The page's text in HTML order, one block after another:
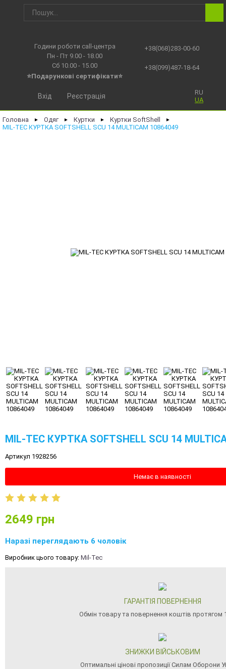
Години роботи call-центра
Пн - Пт 9.00 - 18.00
Сб 10.00 - 15.00
⭐Подарункові сертифікати⭐
+38(068)283-00-60
+38(099)487-18-64
RU
UA
Вхід Реєстрація
Головна ► Одяг ► Куртки ► Куртки SoftShell ►
MIL-TEC КУРТКА SOFTSHELL SCU 14 MULTICAM 10864049
MIL-TEC КУРТКА SOFTSHELL SCU 14
Артикул 1928256
Немає в наявності
2649 грн
Наразі переглядають 6 чоловік
Виробник цього товару: Mil-Tec
ГАРАНТІЯ ПОВЕРНЕННЯ
Обмін товару та повернення коштів протягом
ЗНИЖКИ ВІЙСЬКОВИМ
Оптимальні цінові пропозиції Силам Оборони